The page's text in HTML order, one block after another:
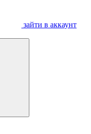
зайти в аккаунт